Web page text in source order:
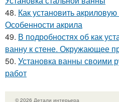
48. Как установить
Особенности акрила
49. В подробностях об как
ванну к стене. Окружающее
50. Установка ванны своими
работ
© 2026 Детали интерьера